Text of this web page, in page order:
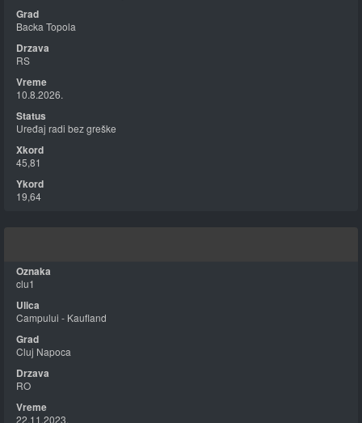
Backa Topola
RS
10.8.2026.
Uređaj radi bez greške
45,81
19,64
clu1
Campului - Kaufland
Cluj Napoca
RO
22.11.2023.